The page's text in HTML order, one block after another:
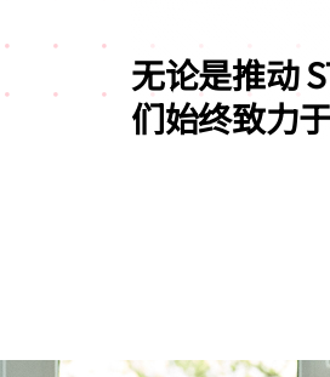
无论是推动
们始终致力